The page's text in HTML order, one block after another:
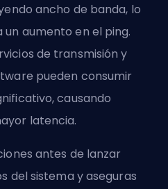
ancho de banda, lo
aumento en el ping.
de transmisión y
pueden consumir
causando
latencia.
antes de lanzar
del sistema y aseguras